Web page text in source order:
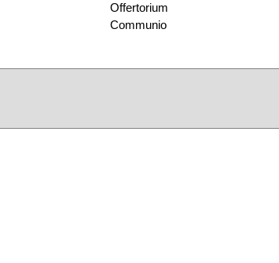
Offertorium
Communio